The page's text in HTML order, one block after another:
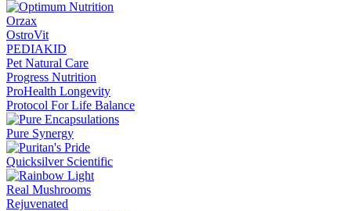
Orzax
OstroVit
PEDIAKID
Pet Natural Care
Progress Nutrition
ProHealth Longevity
Protocol For Life Balance
Pure Synergy
Quicksilver Scientific
Real Mushrooms
Rejuvenated